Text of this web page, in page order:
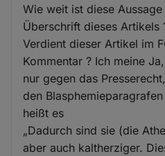
Wie weit ist diese
Überschrift dieses Artikels
Verdient dieser Artikel im
Kommentar ? Ich meine
nur gegen das
den
heißt es
„Dadurch sind sie (die
aber auch kaltherziger.